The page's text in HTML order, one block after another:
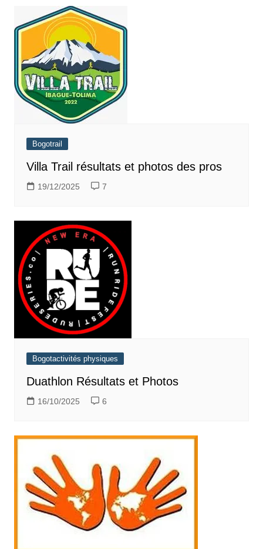
Bogotrail
Villa Trail résultats et photos des pros
19/12/2025 7
Bogotactivités physiques
Duathlon Résultats et Photos
16/10/2025 6